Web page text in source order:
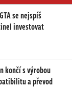
se nejspíš
investovat
končí s výrobou
a převod